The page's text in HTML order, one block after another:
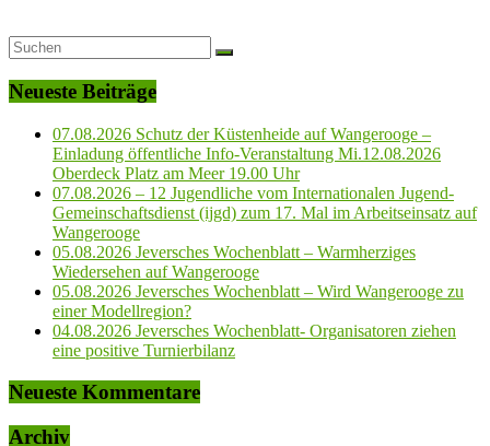
Neueste Beiträge
07.08.2026 Schutz der Küstenheide auf Wangerooge –
Einladung öffentliche Info-Veranstaltung Mi.12.08.2026
Oberdeck Platz am Meer 19.00 Uhr
07.08.2026 – 12 Jugendliche vom Internationalen Jugend-
Gemeinschaftsdienst (ijgd) zum 17. Mal im Arbeitseinsatz auf
Wangerooge
05.08.2026 Jeversches Wochenblatt – Warmherziges
Wiedersehen auf Wangerooge
05.08.2026 Jeversches Wochenblatt – Wird Wangerooge zu
einer Modellregion?
04.08.2026 Jeversches Wochenblatt- Organisatoren ziehen
eine positive Turnierbilanz
Neueste Kommentare
Archiv